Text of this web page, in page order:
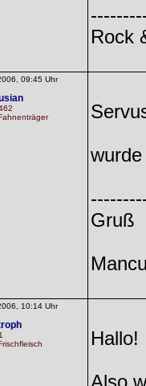
Rock
09:45 Uhr
Gruß
10:14 Uhr
Hallo!